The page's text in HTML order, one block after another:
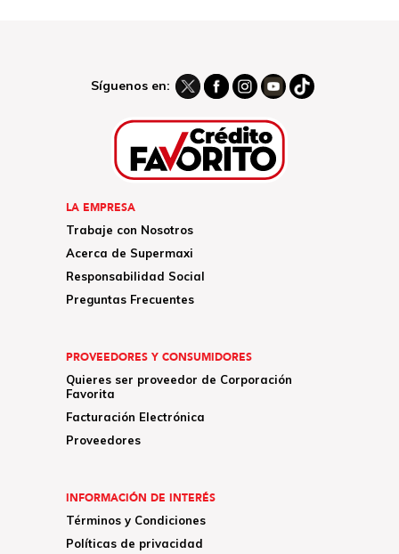
Síguenos en:
LA EMPRESA
Trabaje con Nosotros
Acerca de Supermaxi
Responsabilidad Social
Preguntas Frecuentes
PROVEEDORES Y CONSUMIDORES
Quieres ser proveedor de Corporación
Favorita
Facturación Electrónica
Proveedores
INFORMACIÓN DE INTERÉS
Términos y Condiciones
Políticas de privacidad